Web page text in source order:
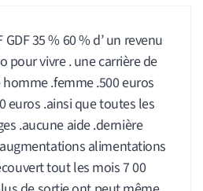
35 % 60 % d’ un revenu
pour vivre . une carrière de
.femme .500 euros
euros .ainsi que toutes les
.aucune aide .dernière
alimentations
tout les mois 7 00